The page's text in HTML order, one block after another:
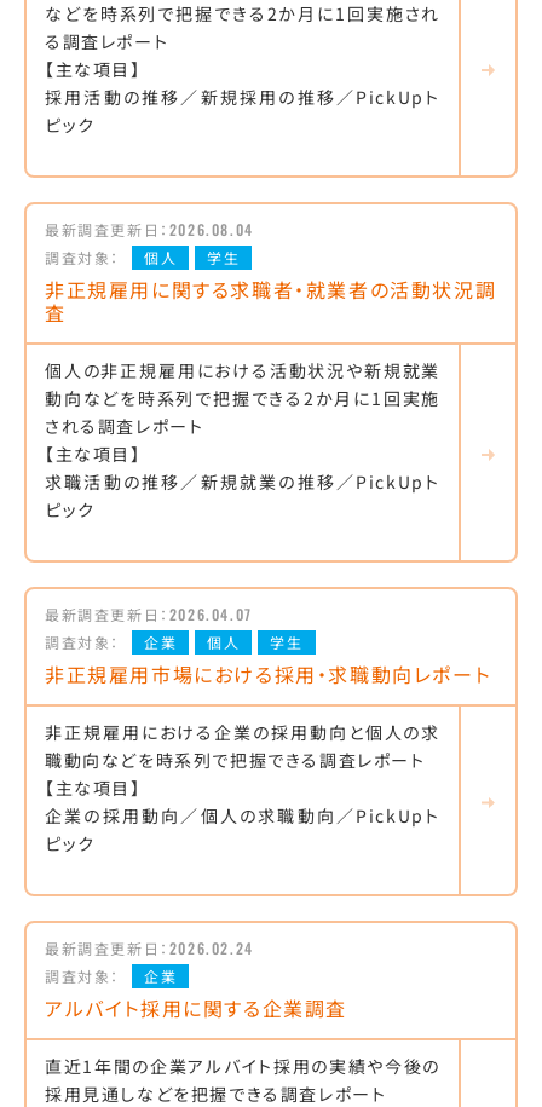
などを時系列で把握できる2か月に1回実施され
る調査レポート
【主な項目】
採用活動の推移／新規採用の推移／PickUpト
ピック
最新調査更新日： 2026.08.04
調査対象：
個人 学生
非正規雇用に関する求職者・就業者の活動状況調
査
個人の非正規雇用における活動状況や新規就業
動向などを時系列で把握できる2か月に1回実施
される調査レポート
【主な項目】
求職活動の推移／新規就業の推移／PickUpト
ピック
最新調査更新日： 2026.04.07
調査対象：
企業 個人 学生
非正規雇用市場における採用・求職動向レポート
非正規雇用における企業の採用動向と個人の求
職動向などを時系列で把握できる調査レポート
【主な項目】
企業の採用動向／個人の求職動向／PickUpト
ピック
最新調査更新日： 2026.02.24
調査対象：
企業
アルバイト採用に関する企業調査
直近1年間の企業アルバイト採用の実績や今後の
採用見通しなどを把握できる調査レポート